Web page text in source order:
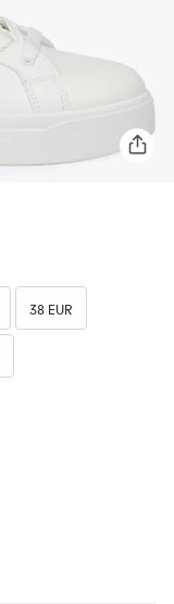
38 EUR